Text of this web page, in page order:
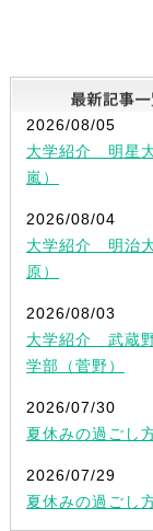
2026/08/05
大学紹介 明星
嵐）
2026/08/04
大学紹介 明治
原）
2026/08/03
大学紹介 武蔵
学部（菅野）
2026/07/30
夏休みの過ごし
2026/07/29
夏休みの過ごし